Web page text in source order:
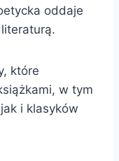
oddaje
które
w tym
i klasyków